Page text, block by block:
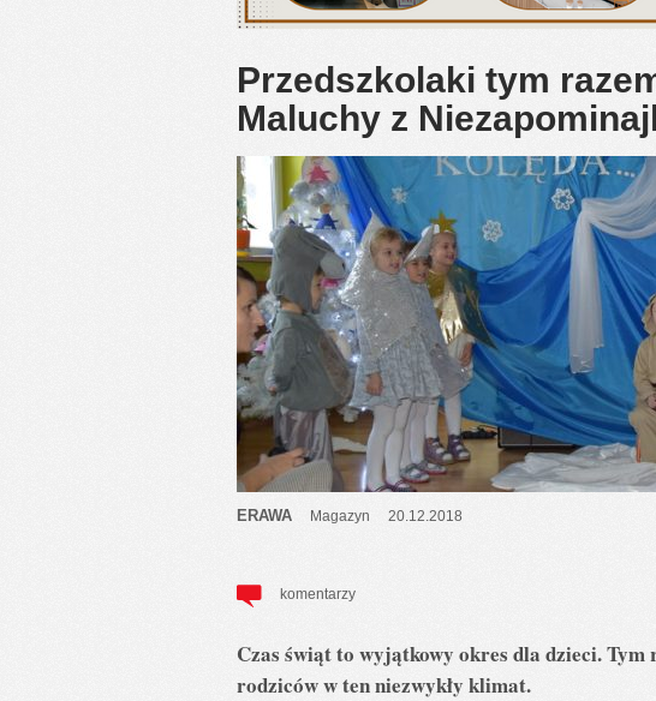
Przedszkolaki tym
Maluchy z
ERAWA Magazyn 20.12.2018
komentarzy
Czas świąt to wyjątkowy okres dla dzieci. Tym
rodziców w ten niezwykły klimat.